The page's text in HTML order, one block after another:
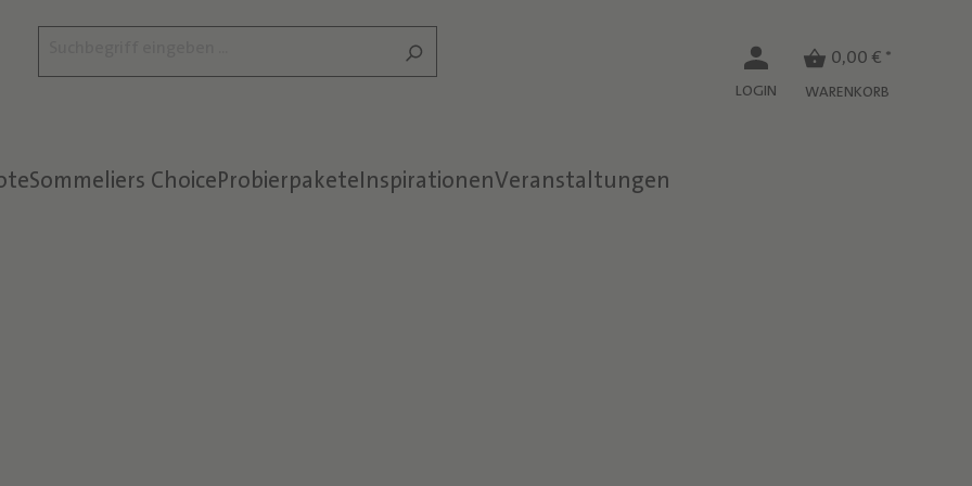
LOGIN
0,00 € *
WARENKORB
Sommeliers ChoiceProbierpaketeInspirationenVeranstaltungen